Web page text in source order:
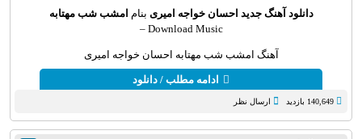
دانلود آهنگ جدید احسان خواجه امیری بنام امشب شب مهتابه
Download Music –
آهنگ امشب شب مهتابه احسان خواجه امیری
ادامه مطلب / دانلود
140,649 بازدید ارسال نظر